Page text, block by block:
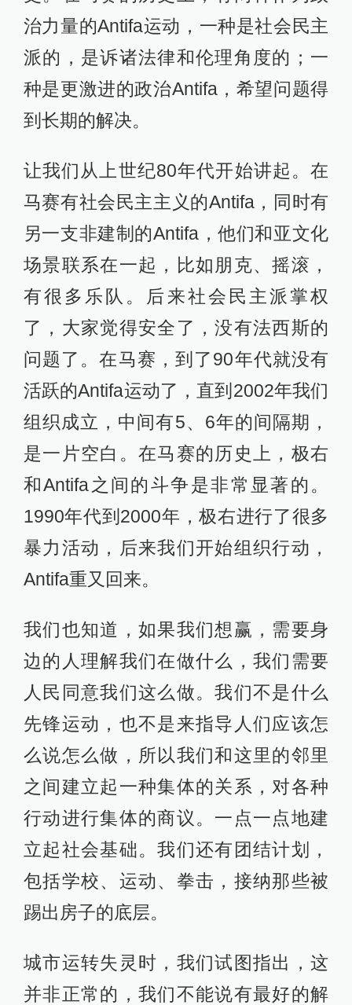
治力量的Antifa运动，一种是社会民主
派的，是诉诸法律和伦理角度的；一
种是更激进的政治Antifa，希望问题得
到长期的解决。
让我们从上世纪80年代开始讲起。在
马赛有社会民主主义的Antifa，同时有
另一支非建制的Antifa，他们和亚文化
场景联系在一起，比如朋克、摇滚，
有很多乐队。后来社会民主派掌权
了，大家觉得安全了，没有法西斯的
问题了。在马赛，到了90年代就没有
活跃的Antifa运动了，直到2002年我们
组织成立，中间有5、6年的间隔期，
是一片空白。在马赛的历史上，极右
和Antifa之间的斗争是非常显著的。
1990年代到2000年，极右进行了很多
暴力活动，后来我们开始组织行动，
Antifa重又回来。
我们也知道，如果我们想赢，需要身
边的人理解我们在做什么，我们需要
人民同意我们这么做。我们不是什么
先锋运动，也不是来指导人们应该怎
么说怎么做，所以我们和这里的邻里
之间建立起一种集体的关系，对各种
行动进行集体的商议。一点一点地建
立起社会基础。我们还有团结计划，
包括学校、运动、拳击，接纳那些被
踢出房子的底层。
城市运转失灵时，我们试图指出，这
并非正常的，我们不能说有最好的解